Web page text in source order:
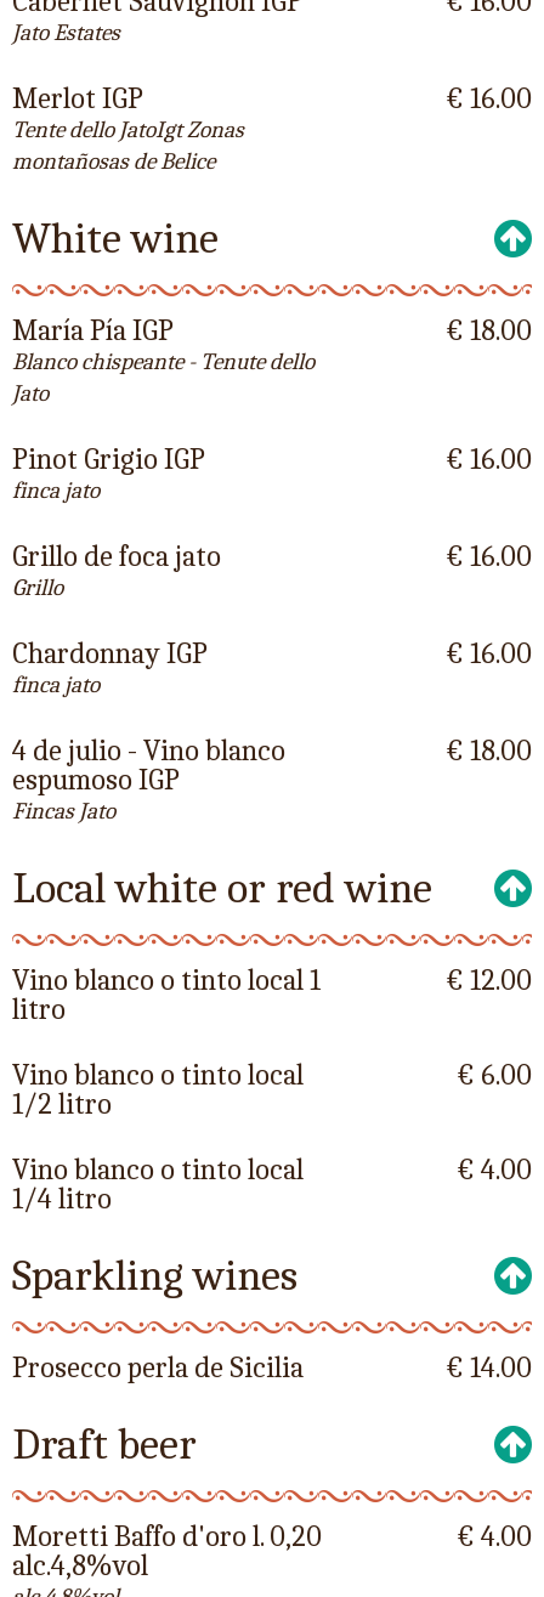
Jato Estates
Merlot IGP
Tente dello JatoIgt Zonas
montañosas de Belice
€ 16.00
White wine
María Pía IGP
Blanco chispeante - Tenute dello
Jato
€ 18.00
Pinot Grigio IGP
finca jato
€ 16.00
Grillo de foca jato
Grillo
€ 16.00
Chardonnay IGP
finca jato
€ 16.00
4 de julio - Vino blanco
espumoso IGP
Fincas Jato
€ 18.00
Local white or red wine
Vino blanco o tinto local 1
litro
€ 12.00
Vino blanco o tinto local
1/2 litro
€ 6.00
Vino blanco o tinto local
1/4 litro
€ 4.00
Sparkling wines
Prosecco perla de Sicilia € 14.00
Draft beer
Moretti Baffo d'oro l. 0,20
alc.4,8%vol
€ 4.00